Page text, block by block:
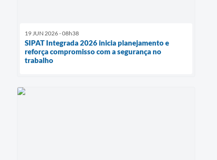
19 JUN 2026 - 08h38
SIPAT Integrada 2026 inicia planejamento e
reforça compromisso com a segurança no
trabalho